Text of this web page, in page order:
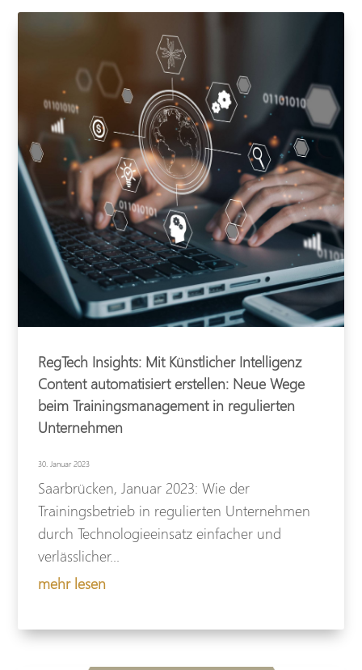
RegTech Insights: Mit Künstlicher Intelligenz
Content automatisiert erstellen: Neue Wege
beim Trainingsmanagement in regulierten
Unternehmen
30. Januar 2023
Saarbrücken, Januar 2023: Wie der
Trainingsbetrieb in regulierten Unternehmen
durch Technologieeinsatz einfacher und
verlässlicher...
mehr lesen